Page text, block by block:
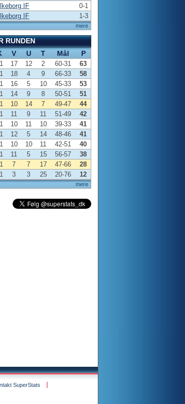
mere
IF
0-1
IF
1-3
RUNDEN
V U T Mål P
mere
17 12 2 60-31
63
18 4 9 66-33
58
16 5 10 45-33
53
14 9 8 50-51
51
10 14 7 49-47
44
11 9 11 51-49
42
10 11 10 39-33
41
12 5 14 48-46
41
10 10 11 42-51
40
11 5 15 56-57
38
7 7 17 47-66
28
3 3 25 20-76 12
SuperStats